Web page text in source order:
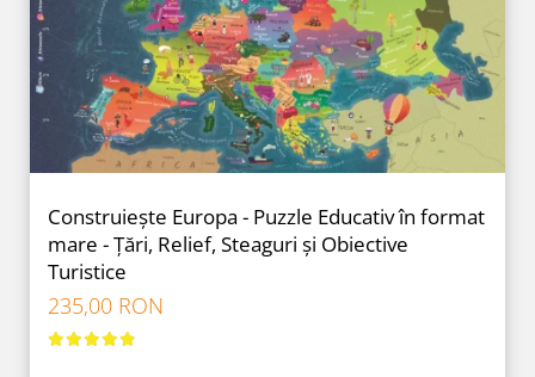
Construiește Europa - Puzzle Educativ în format
mare - Țări, Relief, Steaguri și Obiective
Turistice
235,00 RON